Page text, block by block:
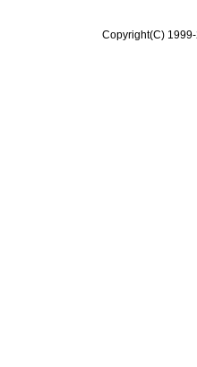
Copyright(C)